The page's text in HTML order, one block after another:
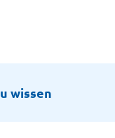
wissen